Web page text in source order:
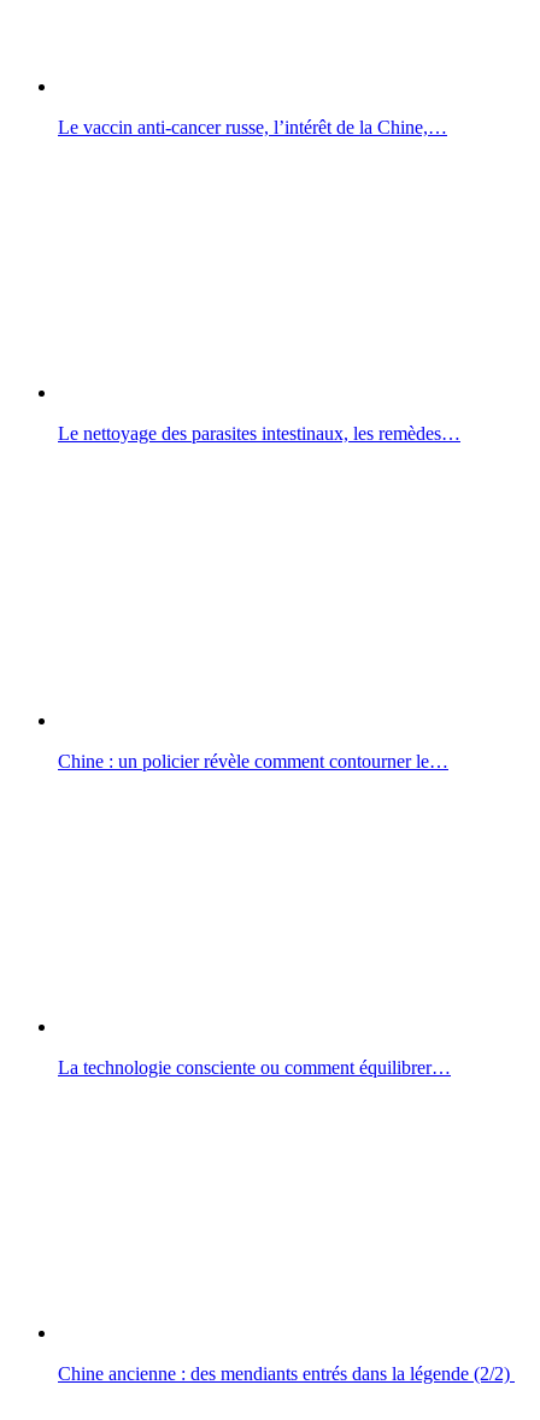
Le vaccin anti-cancer russe, l’intérêt de la Chine,…
Le nettoyage des parasites intestinaux, les remèdes…
Chine : un policier révèle comment contourner le…
La technologie consciente ou comment équilibrer…
Chine ancienne : des mendiants entrés dans la légende (2/2)